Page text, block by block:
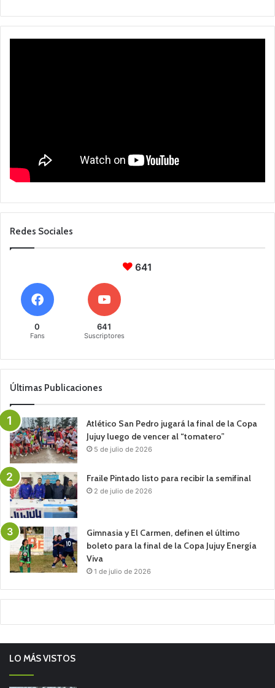
Redes Sociales
641
0
Fans
641
Suscriptores
Últimas Publicaciones
Atlético San Pedro jugará la final de la Copa
Jujuy luego de vencer al “tomatero”
5 de julio de 2026
Fraile Pintado listo para recibir la semifinal
2 de julio de 2026
Gimnasia y El Carmen, definen el último
boleto para la final de la Copa Jujuy Energía
Viva
1 de julio de 2026
LO MÁS VISTOS